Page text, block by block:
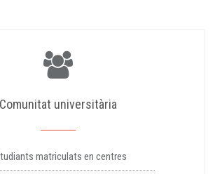
Comunitat universitària
matriculats en centres